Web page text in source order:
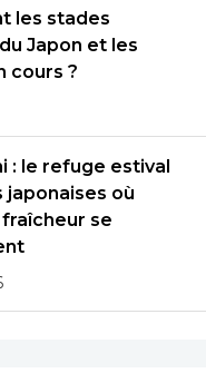
les stades
Japon et les
cours ?
: le refuge estival
japonaises où
se